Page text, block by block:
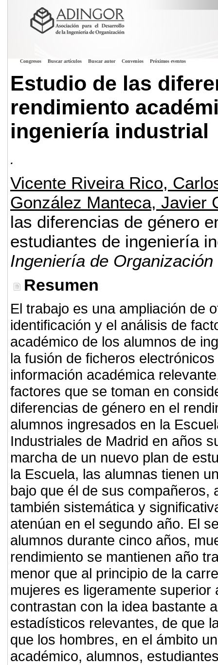
Congresos Buscar artículos Buscar autor Convenios Próximos eventos
Estudio de las
rendimiento
ingeniería industrial
.
Vicente Riveira Rico,
González Manteca, Javier
las diferencias de género
estudiantes de ingeniería
Ingeniería de Organización
Resumen
El trabajo es una ampliación de
identificación y el análisis de
académico de los alumnos de
la fusión de ficheros
información académica
factores que se toman en
diferencias de género en el
alumnos ingresados en la
Industriales de Madrid en años
marcha de un nuevo plan de
la Escuela, las alumnas tienen
bajo que él de sus
también sistemática y
atenúan en el segundo año. El
alumnos durante cinco años,
rendimiento se mantienen año
menor que al principio de la
mujeres es ligeramente
contrastan con la idea bastante
estadísticos relevantes, de que
que los hombres, en el ámbito
académico, alumnos,